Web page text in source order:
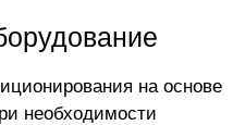
на основе
необходимости